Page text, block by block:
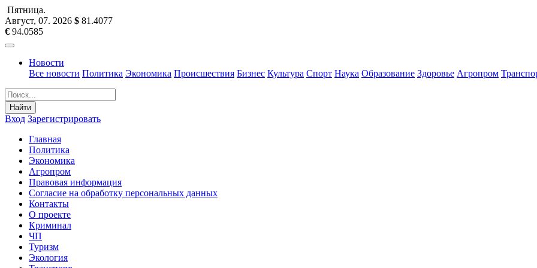
Пятница.
Август, 07. 2026 $ 81.4077
€ 94.0585
Новости
Все новости Политика Экономика Происшествия Бизнес Культура Спорт Наука Образование Здоровье Агропром
Найти
Вход Зарегистрировать
Главная
Политика
Экономика
Агропром
Правовая информация
Согласие на обработку персональных данных
Контакты
О проекте
Криминал
ЧП
Туризм
Экология